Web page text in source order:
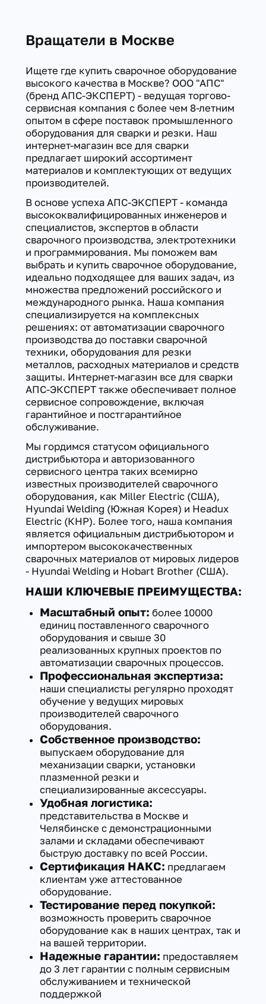
Вращатели в Москве
Ищете где купить сварочное оборудование
высокого качества в Москве? ООО "АПС"
(бренд АПС-ЭКСПЕРТ) - ведущая торгово-
сервисная компания с более чем 8-летним
опытом в сфере поставок промышленного
оборудования для сварки и резки. Наш
интернет-магазин все для сварки
предлагает широкий ассортимент
материалов и комплектующих от ведущих
производителей.
В основе успеха АПС-ЭКСПЕРТ - команда
высококвалифицированных инженеров и
специалистов, экспертов в области
сварочного производства, электротехники
и программирования. Мы поможем вам
выбрать и купить сварочное оборудование,
идеально подходящее для ваших задач, из
множества предложений российского и
международного рынка. Наша компания
специализируется на комплексных
решениях: от автоматизации сварочного
производства до поставки сварочной
техники, оборудования для резки
металлов, расходных материалов и средств
защиты. Интернет-магазин все для сварки
АПС-ЭКСПЕРТ также обеспечивает полное
сервисное сопровождение, включая
гарантийное и постгарантийное
обслуживание.
Мы гордимся статусом официального
дистрибьютора и авторизованного
сервисного центра таких всемирно
известных производителей сварочного
оборудования, как Miller Electric (США),
Hyundai Welding (Южная Корея) и Headux
Electric (КНР). Более того, наша компания
является официальным дистрибьютором и
импортером высококачественных
сварочных материалов от мировых лидеров
- Hyundai Welding и Hobart Brother (США).
НАШИ КЛЮЧЕВЫЕ ПРЕИМУЩЕСТВА:
Масштабный опыт: более 10000
единиц поставленного сварочного
оборудования и свыше 30
реализованных крупных проектов по
автоматизации сварочных процессов.
Профессиональная экспертиза:
наши специалисты регулярно проходят
обучение у ведущих мировых
производителей сварочного
оборудования.
Собственное производство:
выпускаем оборудование для
механизации сварки, установки
плазменной резки и
специализированные аксессуары.
Удобная логистика:
представительства в Москве и
Челябинске с демонстрационными
залами и складами обеспечивают
быструю доставку по всей России.
Сертификация НАКС: предлагаем
клиентам уже аттестованное
оборудование.
Тестирование перед покупкой:
возможность проверить сварочное
оборудование как в наших центрах, так и
на вашей территории.
Надежные гарантии: предоставляем
до 3 лет гарантии с полным сервисным
обслуживанием и технической
поддержкой